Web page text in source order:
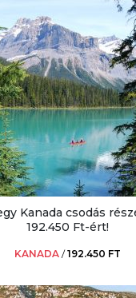
Kanada csodás
192.450 Ft-ért!
KANADA /192.450 FT